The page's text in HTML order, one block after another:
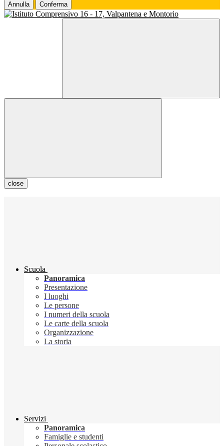
Annulla Conferma
close
Scuola
Panoramica
Presentazione
I luoghi
Le persone
I numeri della scuola
Le carte della scuola
Organizzazione
La storia
Servizi
Panoramica
Famiglie e studenti